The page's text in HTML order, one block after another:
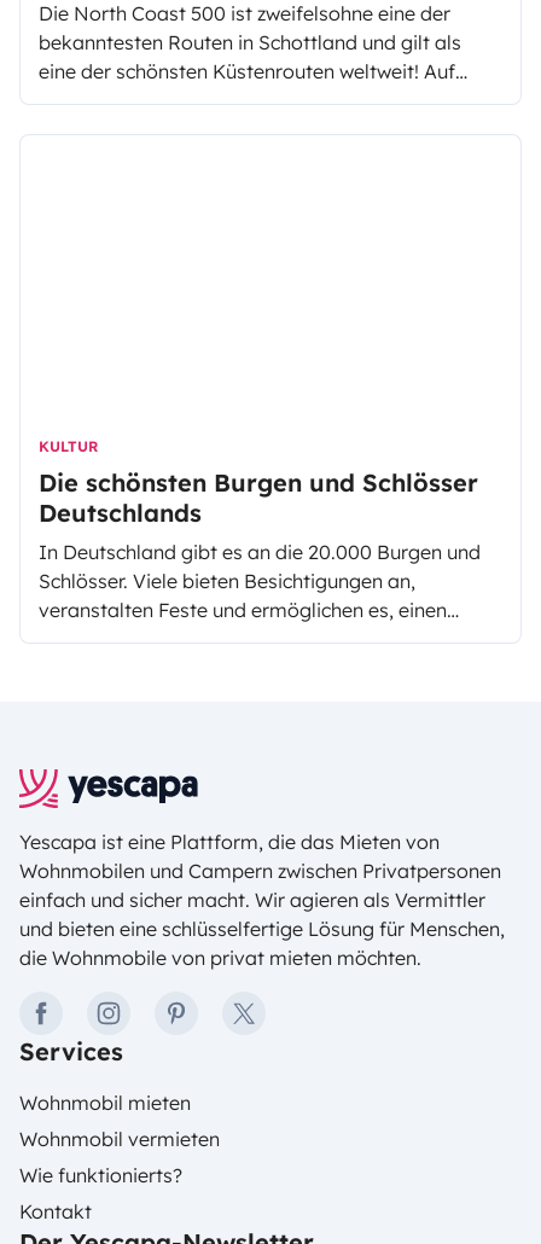
Die North Coast 500 ist zweifelsohne eine der
bekanntesten Routen in Schottland und gilt als
eine der schönsten Küstenrouten weltweit! Auf
dieser 500 Meilen langen Strecke wartet auf dich
die Schönheit der schottischen North Highlands
KULTUR
Die schönsten Burgen und Schlösser
Deutschlands
In Deutschland gibt es an die 20.000 Burgen und
Schlösser. Viele bieten Besichtigungen an,
veranstalten Feste und ermöglichen es, einen
Einblick in die Vergangenheit zu erhaschen. Ob
Yescapa ist eine Plattform, die das Mieten von
Wohnmobilen und Campern zwischen Privatpersonen
einfach und sicher macht. Wir agieren als Vermittler
und bieten eine schlüsselfertige Lösung für Menschen,
die Wohnmobile von privat mieten möchten.
facebookinstagrampinteresttwitter
Services
Wohnmobil mieten
Wohnmobil vermieten
Wie funktionierts?
Kontakt